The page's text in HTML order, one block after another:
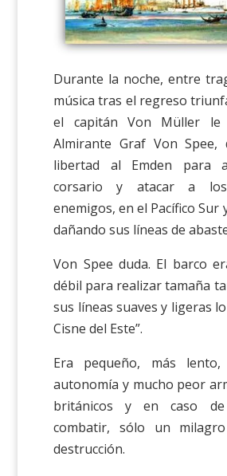
Durante la noche, entre
música tras el regreso
el capitán Von Müller le
Almirante Graf Von Spee,
libertad al Emden para
corsario y atacar a los
enemigos, en el Pacífico Sur
dañando sus líneas de
Von Spee duda. El barco
débil para realizar tamaña
sus líneas suaves y ligeras
Cisne del Este”.
Era pequeño, más
autonomía y mucho peor
británicos y en caso
combatir, sólo un
destrucción.